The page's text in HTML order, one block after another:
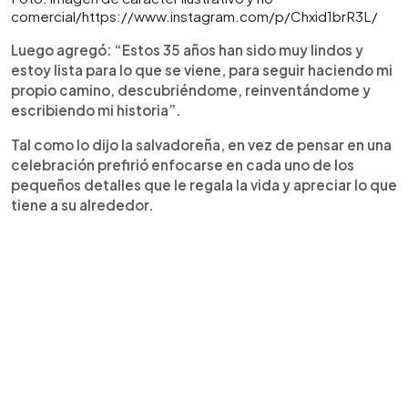
comercial/https://www.instagram.com/p/Chxid1brR3L/
Luego agregó: “Estos 35 años han sido muy lindos y
estoy lista para lo que se viene, para seguir haciendo mi
propio camino, descubriéndome, reinventándome y
escribiendo mi historia”.
Tal como lo dijo la salvadoreña, en vez de pensar en una
celebración prefirió enfocarse en cada uno de los
pequeños detalles que le regala la vida y apreciar lo que
tiene a su alrededor.